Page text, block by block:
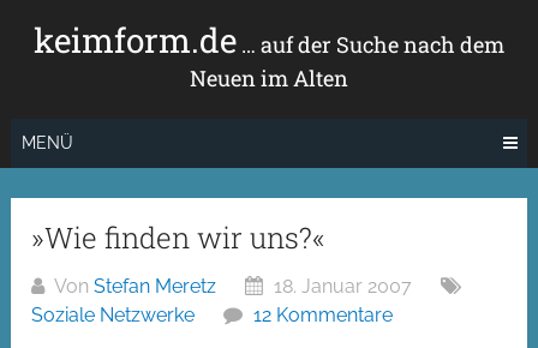
Inhaltkeimform.de… auf der Suche nach dem
Neuen im Alten
MENÜ
»Wie finden wir uns?«
VonStefan Meretz
18. Januar 2007
Soziale Netzwerke
12 Kommentare